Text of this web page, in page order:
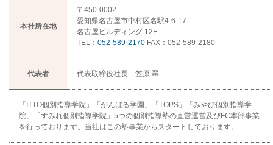
本社所在地
〒450-0002
愛知県名古屋市中村区名駅4-6-17
名古屋ビルディング 12F
TEL： 052-589-2170 FAX：052-589-2180
代表者 代表取締役社長 笠原 翠
「ITTO個別指導学院」「がんばる学園」「TOPS」「みやび個別指導学
院」「すみれ個別指導学院」5つの個別指導塾の直営運営及びFC本部事業
を行っております。当社はこの塾事業からスタートしております。